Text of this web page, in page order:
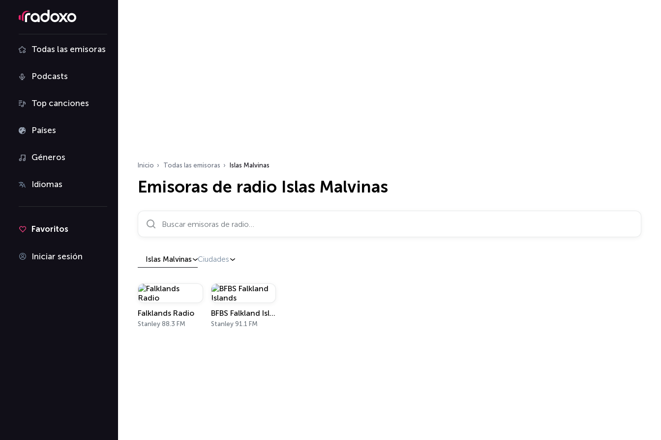
Todas las emisoras
Podcasts
Top canciones
Países
Géneros
Idiomas
Favoritos
Iniciar sesión
Inicio Todas las emisoras Islas Malvinas
Emisoras de radio Islas Malvinas
Buscar emisoras de radio…
Islas Malvinas Ciudades
Falklands Radio
Stanley 88.3 FM
BFBS Falkland Islands
Stanley 91.1 FM